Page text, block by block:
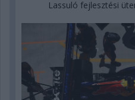
Lassuló fejlesztési